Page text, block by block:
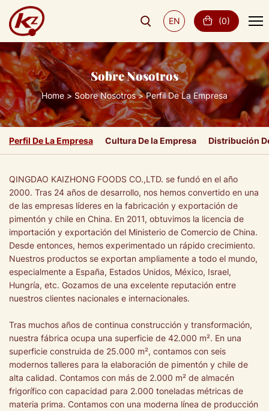
(0)
EN
Sobre Nosotros
Home Sobre Nosotros Perfil De La Empresa
Perfil De La Empresa Cultura De la Empresa Distribución
QINGDAO KAIZHONG FOODS CO.,LTD. se fundó en el año
2000. Tras 24 años de desarrollo, nos hemos convertido en una
de las empresas líderes en la fabricación y exportación de
pimentón y chile en China. En 2011, obtuvimos la licencia de
importación y exportación del Ministerio de Comercio de China.
Desde entonces, hemos experimentado un rápido crecimiento.
Nuestros productos se exportan ampliamente a todo el mundo,
especialmente a España, Estados Unidos, México, Israel,
Hungría, etc. Gozamos de una excelente reputación entre
nuestros clientes nacionales e internacionales.
Tras muchos años de continua construcción y transformación,
nuestra fábrica ocupa una superficie de 42.000 m². En una
superficie construida de 25.000 m², contamos con seis
modernos talleres para la elaboración de pimentón y chile de
alta calidad. Contamos con más de 2.000 m² de almacén
frigorífico con capacidad para 2.000 toneladas métricas de
materia prima. Contamos con una moderna línea de producción